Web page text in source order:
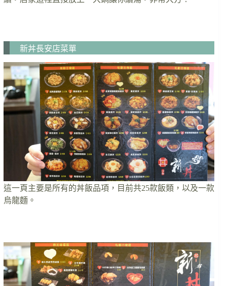
新丼長安店菜單
這一頁主要是所有的丼飯品項，目前共25款飯類，以及一款
烏龍麵。